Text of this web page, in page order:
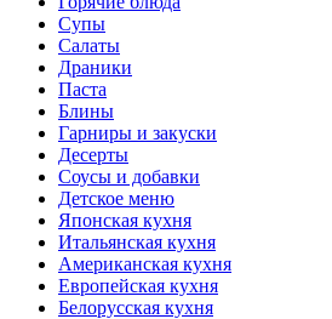
Супы
Салаты
Драники
Паста
Блины
Гарниры и закуски
Десерты
Соусы и добавки
Детское меню
Японская кухня
Итальянская кухня
Американская кухня
Европейская кухня
Белорусская кухня